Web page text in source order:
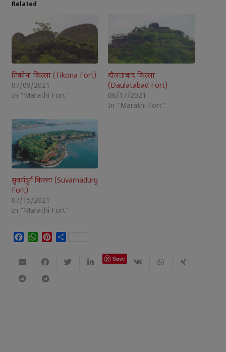
Related
तिकोना किल्ला (Tikona Fort)
07/09/2021
In "Marathi Fort"
दौलताबाद किल्ला
(Daulatabad Fort)
06/17/2021
In "Marathi Fort"
सुवर्णदुर्ग किल्ला (Suvarnadurg
Fort)
07/15/2021
In "Marathi Fort"
Facebook
WhatsApp
Pinterest
Share
Save